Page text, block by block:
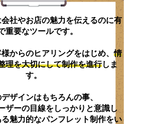
社やお店の魅力を伝えるのに有
重要なツールです。
からのヒアリングをはじめ、情
理を大切にして制作を進行しま
す。
ザインはもちろんの事、
ザーの目線をしっかりと意識し
魅力的なパンフレット制作をい